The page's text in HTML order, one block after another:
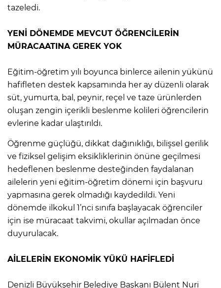
tazeledi.
YENİ DÖNEMDE MEVCUT ÖĞRENCİLERİN
MÜRACAATINA GEREK YOK
Eğitim-öğretim yılı boyunca binlerce ailenin yükünü
hafifleten destek kapsamında her ay düzenli olarak
süt, yumurta, bal, peynir, reçel ve taze ürünlerden
oluşan zengin içerikli beslenme kolileri öğrencilerin
evlerine kadar ulaştırıldı.
Öğrenme güçlüğü, dikkat dağınıklığı, bilişsel gerilik
ve fiziksel gelişim eksikliklerinin önüne geçilmesi
hedeflenen beslenme desteğinden faydalanan
ailelerin yeni eğitim-öğretim dönemi için başvuru
yapmasına gerek olmadığı kaydedildi. Yeni
dönemde ilkokul 1’nci sınıfa başlayacak öğrenciler
için ise müracaat takvimi, okullar açılmadan önce
duyurulacak.
AİLELERİN EKONOMİK YÜKÜ HAFİFLEDİ
Denizli Büyükşehir Belediye Başkanı Bülent Nuri